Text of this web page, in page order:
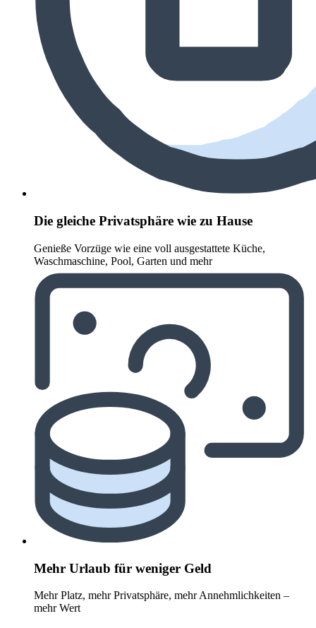
Die gleiche Privatsphäre wie zu Hause
Genieße Vorzüge wie eine voll ausgestattete Küche,
Waschmaschine, Pool, Garten und mehr
Mehr Urlaub für weniger Geld
Mehr Platz, mehr Privatsphäre, mehr Annehmlichkeiten –
mehr Wert